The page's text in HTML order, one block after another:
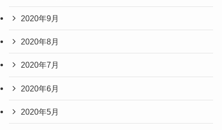
2020年9月
2020年8月
2020年7月
2020年6月
2020年5月